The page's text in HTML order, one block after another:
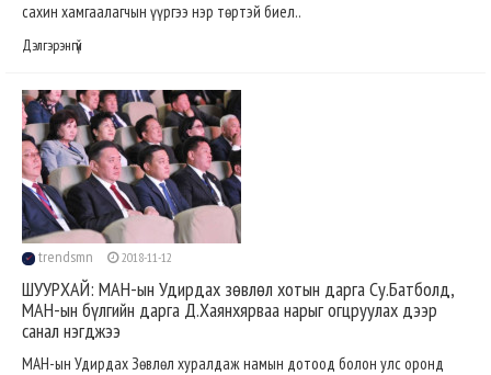
сахин хамгаалагчын үүргээ нэр төртэй биел..
Дэлгэрэнгүй
trendsmn 2018-11-12
ШУУРХАЙ: МАН-ын Удирдах зөвлөл хотын дарга Су.Батболд,
МАН-ын бүлгийн дарга Д.Хаянхярваа нарыг огцруулах дээр
санал нэгджээ
МАН-ын Удирдах Зөвлөл хуралдаж намын дотоод болон улс оронд